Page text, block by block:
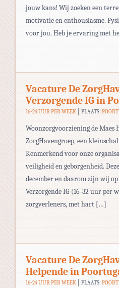
jouw kans! Wij zoeken een
motivatie en enthousiasme.
voor jou. Heb je ervaring met
Vacature De
Verzorgende IG in
16-24 UUR PER WEEK PLAATS:
Woonzorgvoorziening de Maes
ZorgHavengroep, een
Kenmerkend voor onze
veiligheid en geborgenheid.
december en daarom zijn wij
Verzorgende IG (16-32 uur per
zorgverleners, met hart […]
Vacature De
Helpende in
16-24 UUR PER WEEK PLAATS: